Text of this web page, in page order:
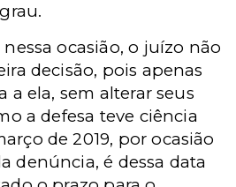
ocasião, o juízo não
decisão, pois apenas
a ela, sem alterar seus
a defesa teve ciência
de 2019, por ocasião
denúncia, é dessa data